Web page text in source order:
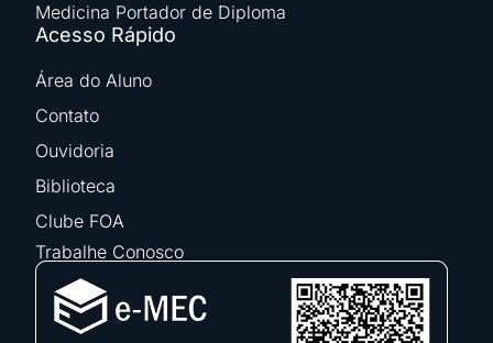
Medicina Portador de Diploma
Acesso Rápido
Área do Aluno
Contato
Ouvidoria
Biblioteca
Clube FOA
Trabalhe Conosco